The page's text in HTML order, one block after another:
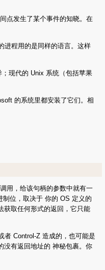
点发生了某个事件的知晓。在
进程用的是同样的语言。这样
现代的 Unix 系统（包括苹果
的系统里都安装了它们。相
用，给该句柄的参数中就有一
位，取决于 你的 OS 定义的
获取任何形式的返回，它只能
者 Control-Z 造成的，也可能是
没有返回地址的 神秘包裹。你